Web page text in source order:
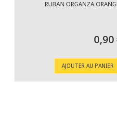
RUBAN ORGANZA
0,90
AJOUTER AU PANIER